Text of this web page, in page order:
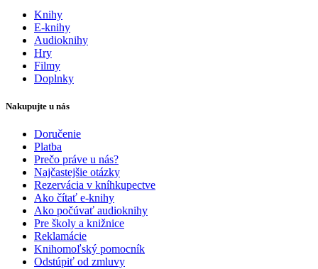
Knihy
E-knihy
Audioknihy
Hry
Filmy
Doplnky
Nakupujte u nás
Doručenie
Platba
Prečo práve u nás?
Najčastejšie otázky
Rezervácia v kníhkupectve
Ako čítať e-knihy
Ako počúvať audioknihy
Pre školy a knižnice
Reklamácie
Knihomoľský pomocník
Odstúpiť od zmluvy